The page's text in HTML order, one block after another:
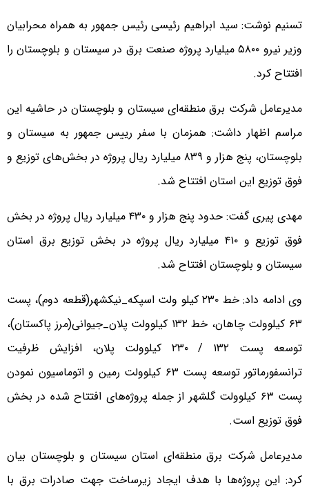
تسنیم نوشت: سید ابراهیم رئیسی رئیس جمهور به همراه محرابیان
وزیر نیرو ۵۸۰۰ میلیارد پروژه صنعت برق در سیستان و بلوچستان را
افتتاح کرد.
مدیرعامل شرکت برق منطقه‌ای سیستان و بلوچستان در حاشیه این
مراسم اظهار داشت: همزمان با سفر رییس جمهور به سیستان و
بلوچستان، پنج هزار و ۸۳۹ میلیارد ریال پروژه در بخش‌های توزیع و
فوق توزیع این استان افتتاح شد.
مهدی پیری گفت: حدود پنج هزار و ۴۳۰ میلیارد ریال پروژه در بخش
فوق توزیع و ۴۱۰ میلیارد ریال پروژه در بخش توزیع برق استان
سیستان و بلوچستان افتتاح شد.
وی ادامه داد: خط ۲۳۰ کیلو ولت اسپکه_نیکشهر(قطعه دوم)، پست
۶۳ کیلوولت چاهان، خط ۱۳۲ کیلوولت پلان_جیوانی(مرز پاکستان)،
توسعه پست ۱۳۲ / ۲۳۰ کیلوولت پلان، افزایش ظرفیت
ترانسفورماتور توسعه پست ۶۳ کیلوولت رمین و اتوماسیون نمودن
پست ۶۳ کیلوولت گلشهر از جمله پروژه‌های افتتاح شده در بخش
فوق توزیع است.
مدیرعامل شرکت برق منطقه‌ای استان سیستان‌ و بلوچستان بیان
کرد: این پروژه‌ها با هدف ایجاد زیرساخت جهت صادرات برق با